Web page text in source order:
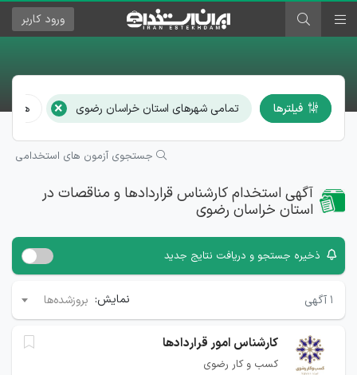
ورود کاربر
فیلترها تمامی شهرهای استان خراسان رضوی × همه
جستجوی آزمون های استخدامی
آگهی استخدام كارشناس قراردادها و مناقصات در
استان خراسان رضوی
ذخیره جستجو و دریافت نتایج جدید
۱ آگهی نمایش: بروزشده‌ها
کارشناس امور قراردادها
کسب و کار رضوی